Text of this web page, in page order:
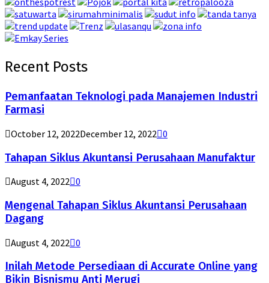
Recent Posts
Pemanfaatan Teknologi pada Manajemen Industri
Farmasi
October 12, 2022December 12, 2022 0
Tahapan Siklus Akuntansi Perusahaan Manufaktur
August 4, 2022 0
Mengenal Tahapan Siklus Akuntansi Perusahaan
Dagang
August 4, 2022 0
Inilah Metode Persediaan di Accurate Online yang
Bikin Bisnismu Anti Merugi